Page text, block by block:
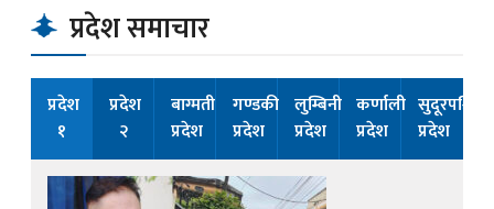
प्रदेश समाचार
प्रदेश
१
प्रदेश
२
बाग्मती
प्रदेश
गण्डकी
प्रदेश
लुम्बिनी
प्रदेश
कर्णाली
प्रदेश
सुदूरपश्चिम
प्रदेश